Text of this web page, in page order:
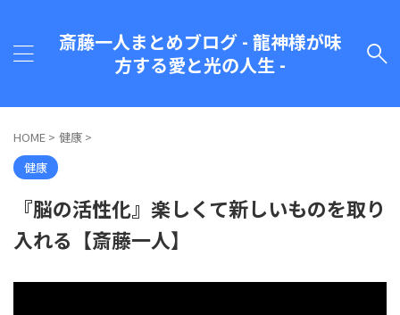
斎藤一人まとめブログ - 龍神様が味
方する愛と光の人生 -
HOME > 健康 >
健康
『脳の活性化』楽しくて新しいものを取り
入れる【斎藤一人】